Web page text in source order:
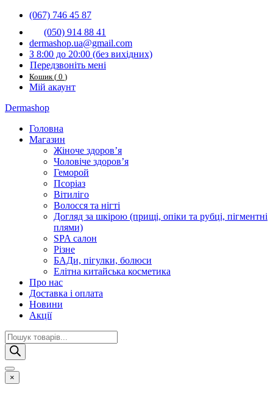
(067) 746 45 87
(050) 914 88 41
dermashop.ua@gmail.com
З 8:00 до 20:00 (без вихідниx)
Передзвоніть мені
Кошик( 0 )
Мій акаунт
Dermashop
Головна
Магазин
Жіноче здоров’я
Чоловіче здоров’я
Геморой
Псоріаз
Вітиліго
Волосся та нігті
Догляд за шкірою (прищі, опіки та рубці, пігментні
плями)
SPA салон
Різне
БАДи, пігулки, болюси
Елітна китайська косметика
Про нас
Доставка і оплата
Новини
Акції
Пошук
товарів
×